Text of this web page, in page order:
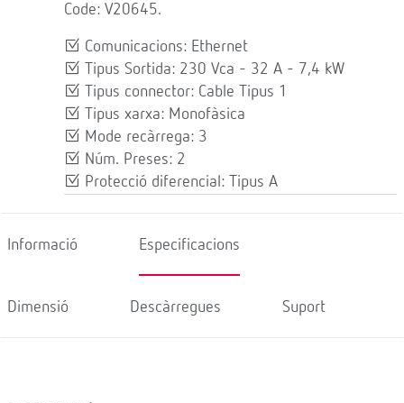
Code: V20645.
Comunicacions: Ethernet
Tipus Sortida: 230 Vca - 32 A - 7,4 kW
Tipus connector: Cable Tipus 1
Tipus xarxa: Monofàsica
Mode recàrrega: 3
Núm. Preses: 2
Protecció diferencial: Tipus A
Informació Especificacions
Dimensió Descàrregues Suport